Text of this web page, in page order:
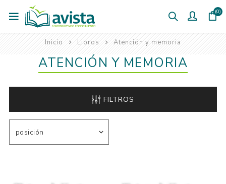
(0)
Inicio Libros Atención y memoria
ATENCIÓN Y MEMORIA
FILTROS